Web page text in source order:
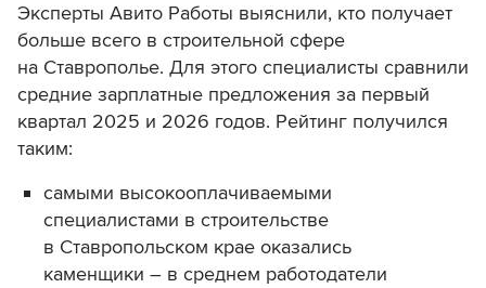
Эксперты Авито Работы выяснили, кто получает
больше всего в строительной сфере
на Ставрополье. Для этого специалисты сравнили
средние зарплатные предложения за первый
квартал 2025 и 2026 годов. Рейтинг получился
таким:
самыми высокооплачиваемыми
специалистами в строительстве
в Ставропольском крае оказались
каменщики – в среднем работодатели